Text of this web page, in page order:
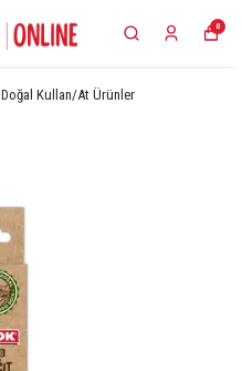
0
Doğal Kullan/At Ürünler